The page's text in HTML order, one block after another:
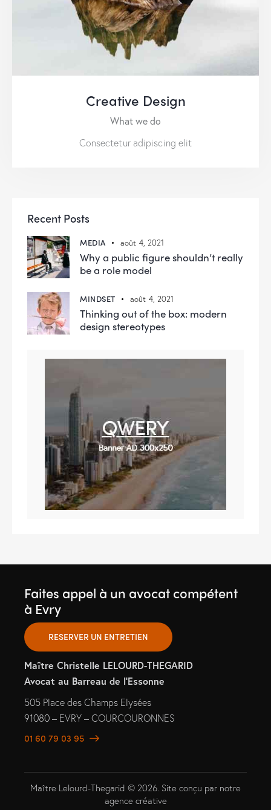
Creative Design
What we do
Consectetur adipiscing elit
Recent Posts
MEDIA août 4, 2021
Why a public figure shouldn’t really
be a role model
MINDSET août 4, 2021
Thinking out of the box: modern
design stereotypes
Faites appel à un avocat compétent
à Evry
RESERVER UN ENTRETIEN
Maître Christelle LELOURD-THEGARID
Avocat au Barreau de l’Essonne
505 Place des Champs Elysées
91080 – EVRY – COURCOURONNES
01 60 79 03 95
Maître Lelourd-Thegarid © 2026. Site conçu par notre
agence créative